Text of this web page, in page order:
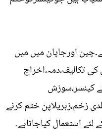
اورجاپان میں میں
تکالیف،دمہ،اخراج
کینسر،سوزش
زخم،زہریلاپن ختم کرنے
لئے استعمال کیاجاتاہے۔